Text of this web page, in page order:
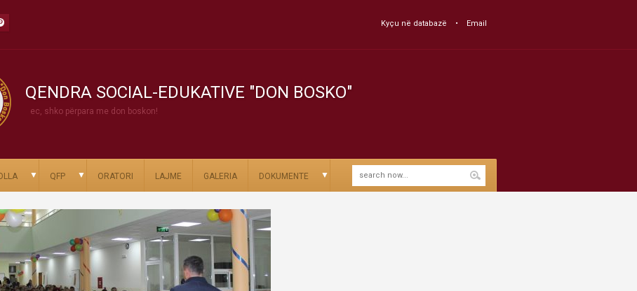
Kyçu në databazë Email
QENDRA SOCIAL-EDUKATIVE "DON BOSKO"
ec, shko përpara me don boskon!
▼ QFP ▼ ORATORI LAJME GALERIA DOKUMENTE ▼